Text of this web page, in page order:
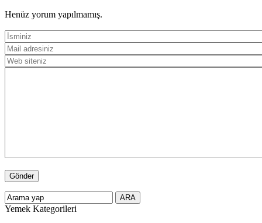
Henüz yorum yapılmamış.
Yemek Kategorileri